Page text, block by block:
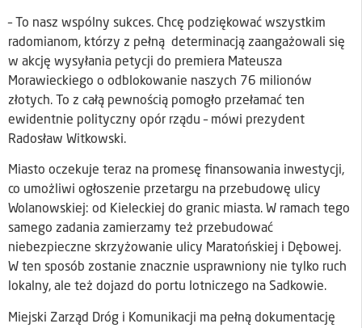
– To nasz wspólny sukces. Chcę podziękować wszystkim
radomianom, którzy z pełną determinacją zaangażowali się
w akcję wysyłania petycji do premiera Mateusza
Morawieckiego o odblokowanie naszych 76 milionów
złotych. To z całą pewnością pomogło przełamać ten
ewidentnie polityczny opór rządu – mówi prezydent
Radosław Witkowski.
Miasto oczekuje teraz na promesę finansowania inwestycji,
co umożliwi ogłoszenie przetargu na przebudowę ulicy
Wolanowskiej: od Kieleckiej do granic miasta. W ramach tego
samego zadania zamierzamy też przebudować
niebezpieczne skrzyżowanie ulicy Maratońskiej i Dębowej.
W ten sposób zostanie znacznie usprawniony nie tylko ruch
lokalny, ale też dojazd do portu lotniczego na Sadkowie.
Miejski Zarząd Dróg i Komunikacji ma pełną dokumentację